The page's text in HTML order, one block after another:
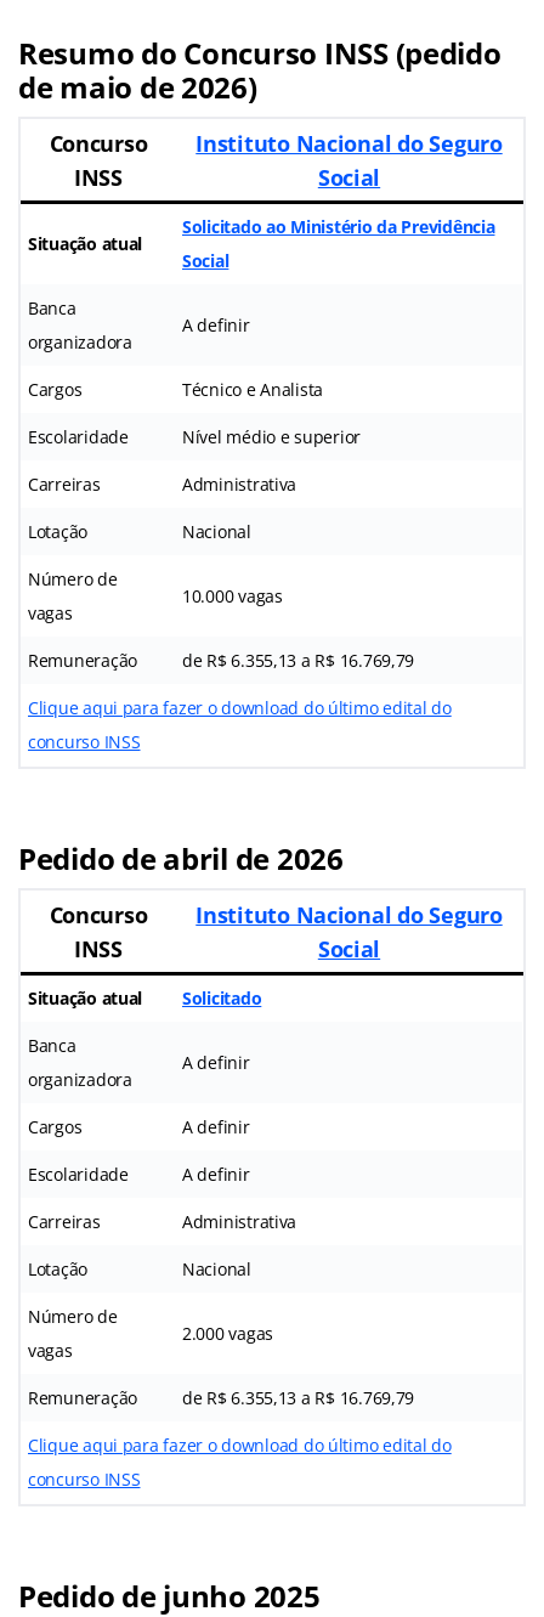
Resumo do Concurso INSS (pedido
de maio de 2026)
Concurso
INSS
Instituto Nacional do Seguro
Social
Situação atual
Solicitado ao Ministério da Previdência
Social
Banca
organizadora
A definir
Cargos Técnico e Analista
Escolaridade Nível médio e superior
Carreiras Administrativa
Lotação Nacional
Número de
vagas
10.000 vagas
Remuneração de R$ 6.355,13 a R$ 16.769,79
Clique aqui para fazer o download do último edital do
concurso INSS
Pedido de abril de 2026
Concurso
INSS
Instituto Nacional do Seguro
Social
Situação atual Solicitado
Banca
organizadora
A definir
Cargos A definir
Escolaridade A definir
Carreiras Administrativa
Lotação Nacional
Número de
vagas
2.000 vagas
Remuneração de R$ 6.355,13 a R$ 16.769,79
Clique aqui para fazer o download do último edital do
concurso INSS
Pedido de junho 2025